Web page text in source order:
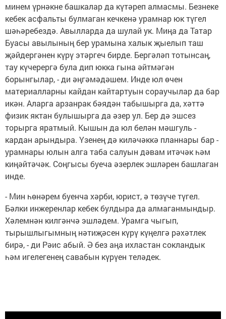
минем үрнәкне башкалар да күтәреп алмасмы. Безнеке
кебек асфальты булмаган кечкенә урамнар юк түгел
шәһәребездә. Авылларда да шулай ук. Миңа да Татар
Буасы авылының бер урамына халык җыелып таш
җәйдергәнен күрү этәргеч бирде. Бергәләп тотынсаң,
тау күчерергә була дип юкка гына әйтмәгән
борынгылар, - ди әңгәмәдәшем. Инде юл өчен
материалларны кайдан кайтартуын сораучылар да бар
икән. Аларга арзанрак бәядән табышырга да, хәттә
физик яктан булышырга да әзер ул. Бер дә эшсез
торырга яратмый. Кышын да юл белән мәшгуль -
кардан арындыра. Үзенең дә киләчәккә планнары бар -
урамнары юлын алга таба салуын дәвам итәчәк һәм
киңәйтәчәк. Соңгысы буеча әзерлек эшләрен башлаган
инде.
- Мин һөнәрем буенча хәрби, юрист, ә төзүче түгел.
Бәлки инжеренлар кебек булдыра да алмаганмындыр.
Хәлемнән килгәнчә эшләдем. Урамга чыгып,
тырышлыгымның нәтиҗәсен күрү күңелгә рәхәтлек
бирә, - ди Рәис абый. Ә без аңа ихластан сокландык
һәм игелегенең савабын күрүен теләдек.